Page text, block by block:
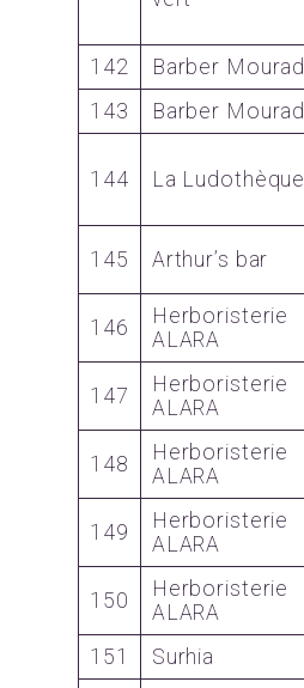
142
Barber Mourad
143
Barber Mourad
144 La Ludothèque
145 Arthur’s bar
146
Herboristerie
ALARA
147
Herboristerie
ALARA
148
Herboristerie
ALARA
149
Herboristerie
ALARA
150
Herboristerie
ALARA
151 Surhia